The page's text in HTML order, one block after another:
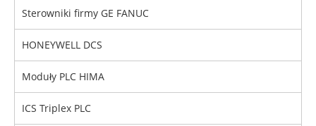
Sterowniki firmy GE FANUC
HONEYWELL DCS
Moduły PLC HIMA
ICS Triplex PLC